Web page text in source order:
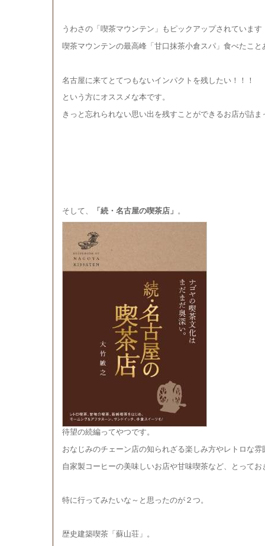
うわさの「喫茶マウンテン」もピックアップされています
喫茶マウンテンの最高峰「甘口抹茶小倉スパ」食べたこと
名古屋に来てとてつもないインパクトを残したい！！！
という方にオススメな本です。
きっと忘れられない思い出を残すことができるお店が詰ま
そして、 「続・名古屋の喫茶店」 。
待望の続編ってやつです。
おなじみのチェーン店の知られざる楽しみ方やレトロな
自家製コーヒーの美味しいお店や甘味喫茶など、とってお
特に行ってみたいな～と思ったのが２つ。
歴史建築喫茶「蘇山荘」。